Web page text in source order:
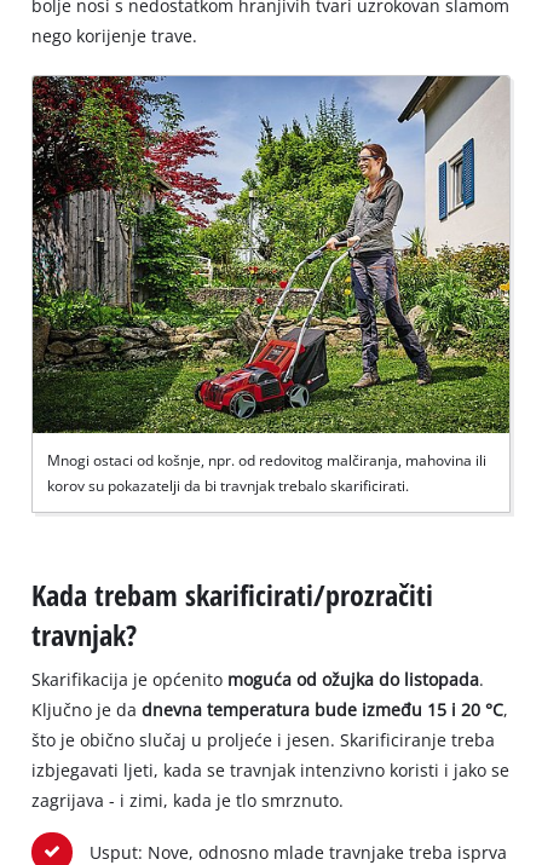
bolje nosi s nedostatkom hranjivih tvari uzrokovan slamom
nego korijenje trave.
Mnogi ostaci od košnje, npr. od redovitog malčiranja, mahovina ili
korov su pokazatelji da bi travnjak trebalo skarificirati.
Kada trebam skarificirati/prozračiti
travnjak?
Skarifikacija je općenito moguća od ožujka do listopada.
Ključno je dadnevna temperatura bude između 15 i 20 °C,
što je obično slučaj u proljeće i jesen. Skarificiranje treba
izbjegavati ljeti, kada se travnjak intenzivno koristi i jako se
zagrijava - i zimi, kada je tlo smrznuto.
Usput: Nove, odnosno mlade travnjake treba isprva